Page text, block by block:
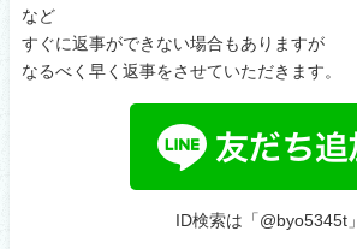
など
すぐに返事ができない場合もありますが
なるべく早く返事をさせていただきます。
ID検索は「@byo5345t」